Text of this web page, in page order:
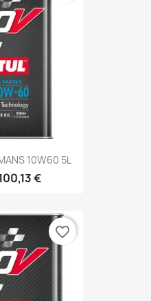
10W60 5L
€
favorite_border